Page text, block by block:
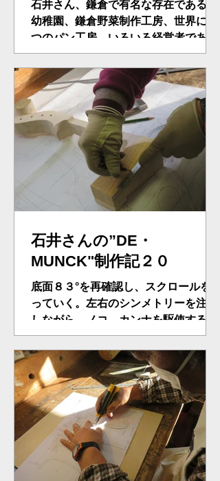
石井さん、鎌倉で有名な存在である。
幼稚園、鎌倉野菜制作工房、世界に一
つのパン工房、いろいろ経営者であ
る。今日は、音の根幹バス・バー制作
である。１００年物のバス・バー素
材、スプルースの成型加工、神経を使
い、天板に完璧フィッテイング、を目
指す。奥の深い工程・・・。上部１L,
８０...
石井さんの”DE・
MUNCK"制作記２０
底面８３°を再確認し、スクロールを創
っていく。左右のシンメトリーを注意
しながら、ノコ、カンナを駆使する。
だいぶムンクのスクロールが出来上が
ってきた。